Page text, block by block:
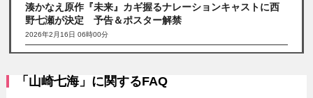
湊かなえ原作『未来』カギ握るナレーションキャストに西
野七瀬が決定 予告＆ポスター解禁
2026年2月16日 06時00分
「山崎七海」に関するFAQ